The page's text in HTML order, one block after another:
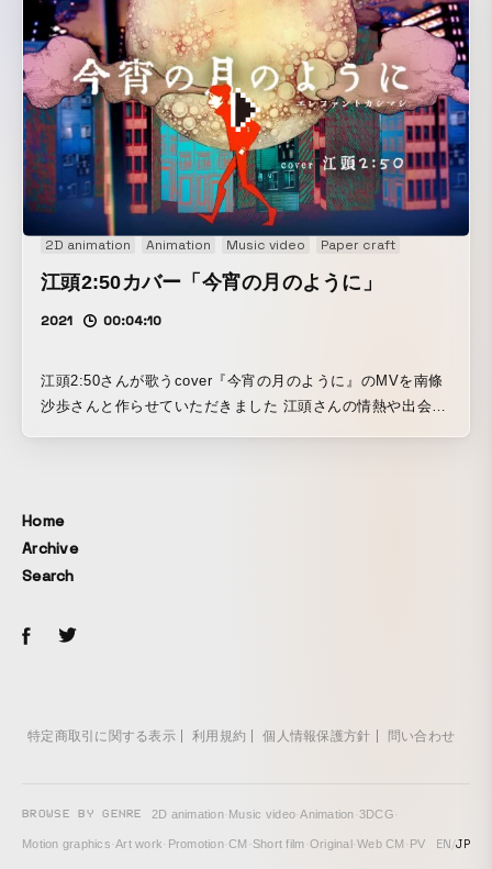
2D animation Animation Music video Paper craft
江頭2:50カバー「今宵の月のように」
2021 00:04:10
江頭2:50さんが歌うcover『今宵の月のように』のMVを南條
沙歩さんと作らせていただきました 江頭さんの情熱や出会っ
Home
Archive
Search
特定商取引に関する表示 利用規約 個人情報保護方針 問い合わせ
BROWSE BY GENRE 2D animation· Music video·Animation·3DCG·
Motion graphics·Art work· Promotion·CM · Short film·Original ·Web CM · PV EN/JP